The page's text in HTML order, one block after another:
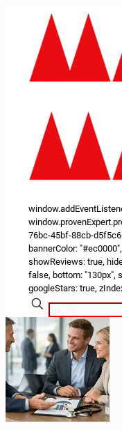
76bc-45bf-88cb-
bannerColor:
showReviews: true,
false, bottom: "130px",
googleStars: true,